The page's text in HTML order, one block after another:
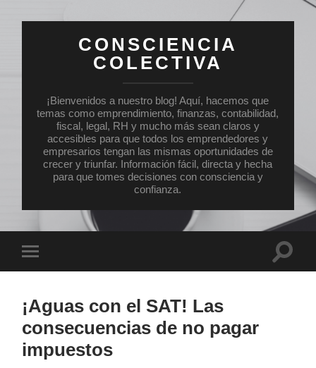
CONSCIENCIA
COLECTIVA
¡Bienvenidos a nuestro blog! Aquí, hacemos que
temas como emprendimiento, finanzas, contabilidad,
fiscal, legal, RH y mucho más sean claros y
accesibles para que todos los emprendedores y
empresarios tengan las mismas oportunidades de
crecer y triunfar. Información fácil, directa y hecha
para que tomes decisiones con consciencia y
confianza.
el
¡Aguas con el SAT! Las
consecuencias de no pagar
impuestos